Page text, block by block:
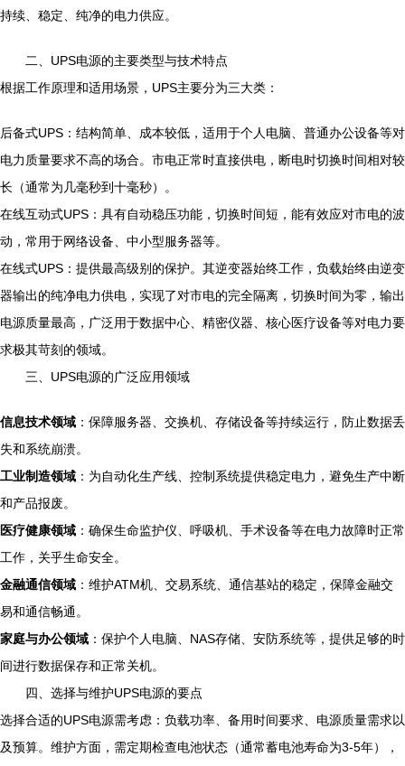
持续、稳定、纯净的电力供应。
二、UPS电源的主要类型与技术特点
根据工作原理和适用场景，UPS主要分为三大类：
后备式UPS：结构简单、成本较低，适用于个人电脑、普通办公设备等对
电力质量要求不高的场合。市电正常时直接供电，断电时切换时间相对较
长（通常为几毫秒到十毫秒）。
在线互动式UPS：具有自动稳压功能，切换时间短，能有效应对市电的波
动，常用于网络设备、中小型服务器等。
在线式UPS：提供最高级别的保护。其逆变器始终工作，负载始终由逆变
器输出的纯净电力供电，实现了对市电的完全隔离，切换时间为零，输出
电源质量最高，广泛用于数据中心、精密仪器、核心医疗设备等对电力要
求极其苛刻的领域。
三、UPS电源的广泛应用领域
信息技术领域 ：保障服务器、交换机、存储设备等持续运行，防止数据丢
失和系统崩溃。
工业制造领域 ：为自动化生产线、控制系统提供稳定电力，避免生产中断
和产品报废。
医疗健康领域 ：确保生命监护仪、呼吸机、手术设备等在电力故障时正常
工作，关乎生命安全。
金融通信领域 ：维护ATM机、交易系统、通信基站的稳定，保障金融交
易和通信畅通。
家庭与办公领域 ：保护个人电脑、NAS存储、安防系统等，提供足够的时
间进行数据保存和正常关机。
四、选择与维护UPS电源的要点
选择合适的UPS电源需考虑：负载功率、备用时间要求、电源质量需求以
及预算。维护方面，需定期检查电池状态（通常蓄电池寿命为3-5年），